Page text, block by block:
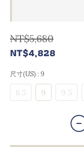
NT$5,680
NT$4,828
尺寸(US) : 9
8.5 9 9.5